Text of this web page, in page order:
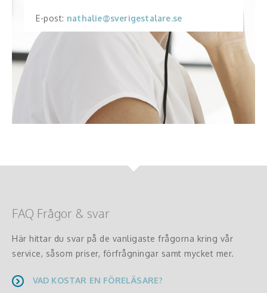
E-post: nathalie@sverigestalare.se
FAQ Frågor & svar
Här hittar du svar på de vanligaste frågorna kring vår
service, såsom priser, förfrågningar samt mycket mer.
VAD KOSTAR EN FÖRELÄSARE?